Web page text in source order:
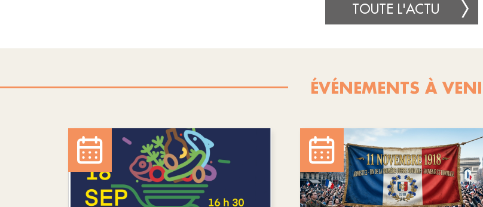
TOUTE L'ACTU
ÉVÉNEMENTS À